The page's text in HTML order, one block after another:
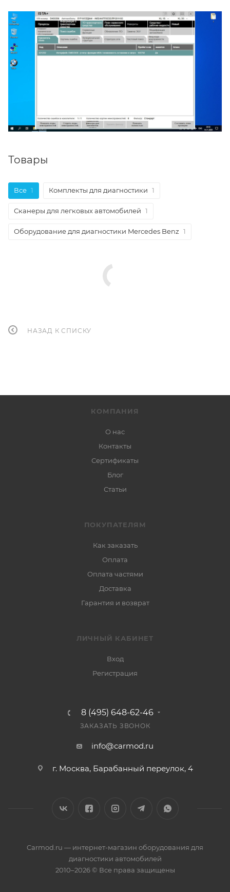
Товары
Все 1 Комплекты для диагностики 1
Сканеры для легковых автомобилей 1
Оборудование для диагностики Mercedes Benz 1
НАЗАД К СПИСКУ
КОМПАНИЯ
О нас
Контакты
Сертификаты
Блог
Статьи
ПОКУПАТЕЛЯМ
Как заказать
Оплата
Оплата частями
Доставка
Гарантия и возврат
ЛИЧНЫЙ КАБИНЕТ
Вход
Регистрация
8 (495) 648-62-46
ЗАКАЗАТЬ ЗВОНОК
info@carmod.ru
г. Москва, Барабанный переулок, 4
Carmod.ru — интернет-магазин оборудования для
диагностики автомобилей
2010–2026 © Все права защищены